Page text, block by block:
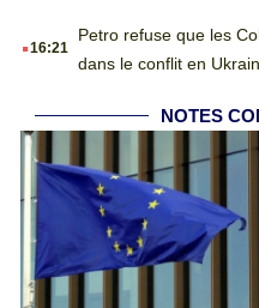
.16:21
Petro refuse que les
dans le conflit en
NOTES